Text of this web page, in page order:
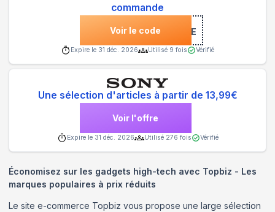
commande
Voir le code
***BIENVENUE
Expire le 31 déc. 2026 Utilisé 9 fois Vérifié
Une sélection d'articles à partir de 13,99€
Voir l'offre
Expire le 31 déc. 2026 Utilisé 276 fois Vérifié
Économisez sur les gadgets high-tech avec Topbiz - Les
marques populaires à prix réduits
Le site e-commerce Topbiz vous propose une large sélection